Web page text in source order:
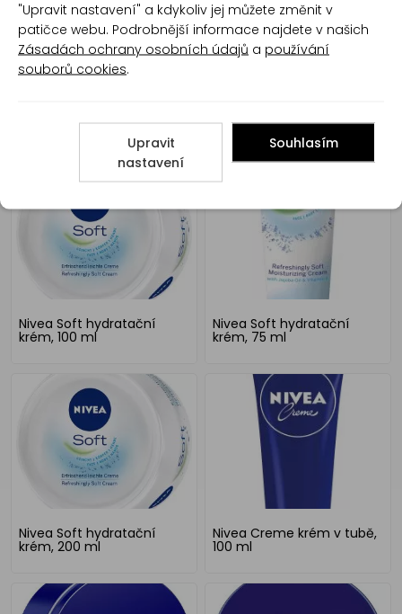
pánský pleťový krém, 75 ml
Nivea Soft hydratační
krém, 100 ml
Nivea Soft hydratační
krém, 75 ml
Nivea Soft hydratační
krém, 200 ml
Nivea Creme krém v tubě,
100 ml
"Upravit nastavení" a kdykoliv jej můžete změnit v
patičce webu. Podrobnější informace najdete v našich
Zásadách ochrany osobních údajů a používání
souborů cookies.
Upravit
nastavení
Souhlasím